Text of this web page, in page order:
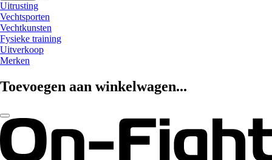
Uitrusting
Vechtsporten
Vechtkunsten
Fysieke training
Uitverkoop
Merken
Toevoegen aan winkelwagen...